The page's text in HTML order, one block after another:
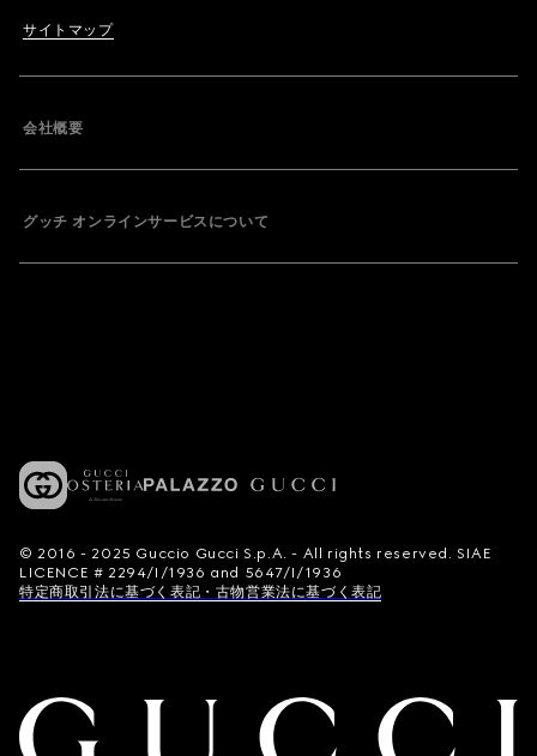
サイトマップ
会社概要
グッチ オンラインサービスについて
© 2016 - 2025 Guccio Gucci S.p.A. - All rights reserved. SIAE
LICENCE # 2294/I/1936 and 5647/I/1936
特定商取引法に基づく表記・古物営業法に基づく表記